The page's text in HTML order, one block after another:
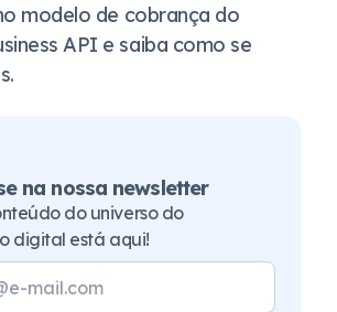
modelo de cobrança do
API e saiba como se
na nossa newsletter
do universo do
digital está aqui!